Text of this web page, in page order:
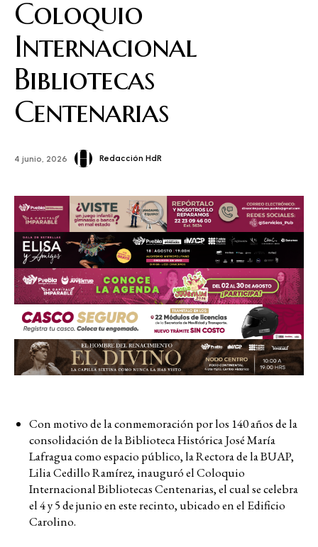
Coloquio
Internacional
Bibliotecas
Centenarias
4 junio, 2026 Redacción HdR
Con motivo de la conmemoración por los 140 años de la
consolidación de la Biblioteca Histórica José María
Lafragua como espacio público, la Rectora de la BUAP,
Lilia Cedillo Ramírez, inauguró el Coloquio
Internacional Bibliotecas Centenarias, el cual se celebra
el 4 y 5 de junio en este recinto, ubicado en el Edificio
Carolino.